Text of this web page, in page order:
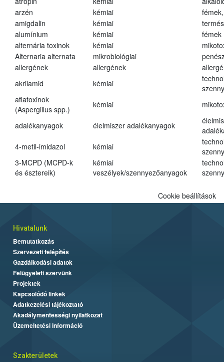
arzén
kémiai
amigdalin
kémiai
alumínium
kémiai
fémek
alternária toxinok
kémiai
Alternaria alternata
mikrobiológiai
allergének
allergének
akrilamid
kémiai
aflatoxinok
(Aspergillus spp.)
kémiai
adalékanyagok élelmiszer adalékanyagok
4-metil-imidazol
kémiai
3-MCPD (MCPD-k
és észtereik)
kémiai
veszélyek/szennyezőanyagok
Cookie beállítások
Hivatalunk
Bemutatkozás
Szervezeti felépítés
Gazdálkodási adatok
Felügyeleti szervünk
Projektek
Kapcsolódó linkek
Adatkezelési tájékoztató
Akadálymentességi nyilatkozat
Üzemeltetési információ
Szakterületek